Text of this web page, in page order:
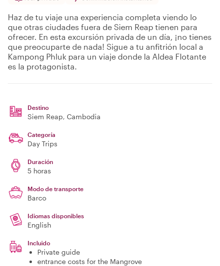
Haz de tu viaje una experiencia completa viendo lo
que otras ciudades fuera de Siem Reap tienen para
ofrecer. En esta excursión privada de un día, ¡no tienes
que preocuparte de nada! Sigue a tu anfitrión local a
Kampong Phluk para un viaje donde la Aldea Flotante
es la protagonista.
Destino
Siem Reap, Cambodia
Categoría
Day Trips
Duración
5 horas
Modo de transporte
Barco
Idiomas disponibles
English
Incluido
Private guide
entrance costs for the Mangrove